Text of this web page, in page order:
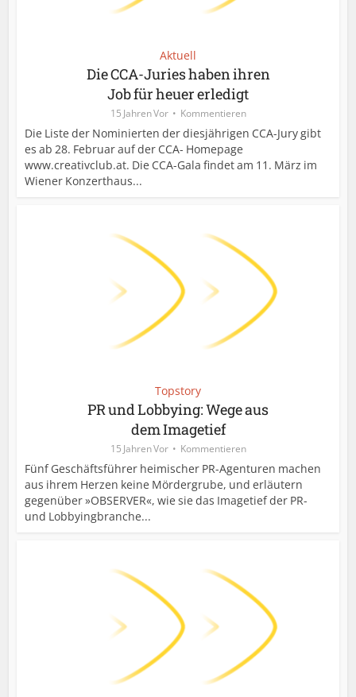
Aktuell
Die CCA-Juries haben ihren
Job für heuer erledigt
15 Jahren Vor Kommentieren
Die Liste der Nominierten der diesjährigen CCA-Jury gibt
es ab 28. Februar auf der CCA- Homepage
www.creativclub.at. Die CCA-Gala findet am 11. März im
Wiener Konzerthaus...
Topstory
PR und Lobbying: Wege aus
dem Imagetief
15 Jahren Vor Kommentieren
Fünf Geschäftsführer heimischer PR-Agenturen machen
aus ihrem Herzen keine Mördergrube, und erläutern
gegenüber »OBSERVER«, wie sie das Imagetief der PR-
und Lobbyingbranche...